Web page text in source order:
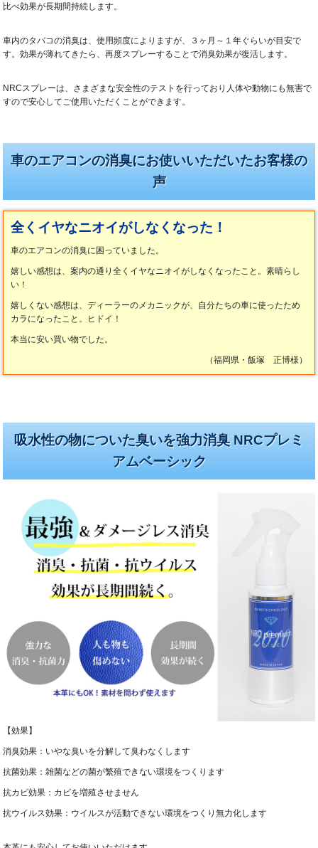
比べ効果が長期間持続します。
車内のタバコの消臭は、使用頻度によりますが、３ヶ月～１年ぐらいが目安で
す。効果が薄れてきたら、再度スプレーすることで消臭効果が復活します。
NRCスプレーは、さまざまな安全性のテストを行っており人体や動物にも無害で
すので安心してご使用いただくことができます。
車のエアコンの消臭にお使いいただいたお客様の
声
全くイヤなニオイがしなくなった！
車のエアコンの消臭に困っていました。
嬉しい感想は、案内の通り全くイヤなニオイがしなくなったこと。素晴らし
い！
嬉しくない感想は、ディーラーのメカニックが、自分たちの車に使ったため
カラになったこと。ヒドイ！
本当に安い買い物でした。
（福岡県・飯塚 正博様）
吸水性の物についた臭いを強力消臭 NRCプレミ
アムベーシック
【効果】
消臭効果：いやな臭いを分解して臭わなくします
抗菌効果：雑菌などの菌が繁殖できない環境をつくります
抗カビ効果：カビを増殖させません
抗ウイルス効果：ウイルスが活動できない環境をつくり無力化します